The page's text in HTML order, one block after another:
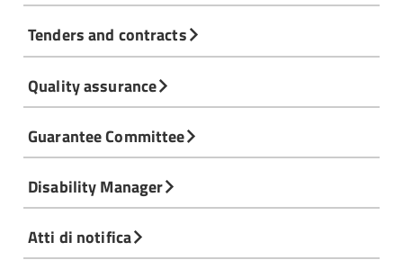
Tenders and contracts
Quality assurance
Guarantee Committee
Disability Manager
Atti di notifica